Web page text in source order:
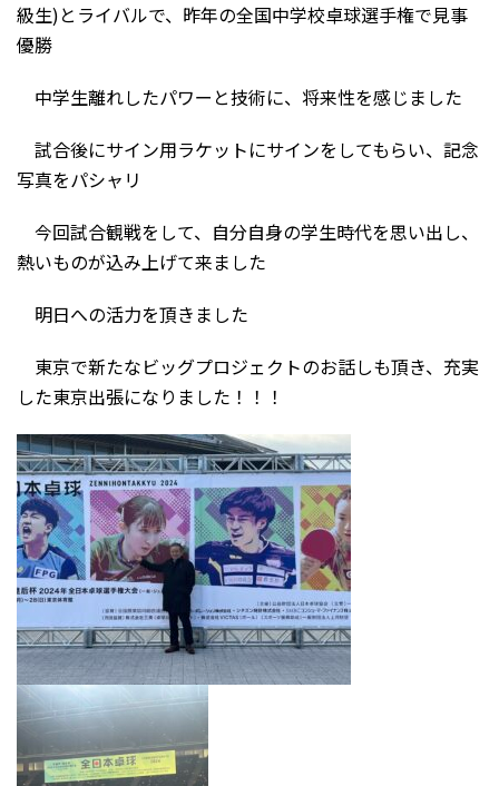
級生)とライバルで、昨年の全国中学校卓球選手権で見事
優勝
中学生離れしたパワーと技術に、将来性を感じました
試合後にサイン用ラケットにサインをしてもらい、記念
写真をパシャリ
今回試合観戦をして、自分自身の学生時代を思い出し、
熱いものが込み上げて来ました
明日への活力を頂きました
東京で新たなビッグプロジェクトのお話しも頂き、充実
した東京出張になりました！！！